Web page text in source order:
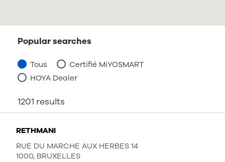
Popular searches
Tous
Certifié MiYOSMART
HOYA Dealer
1201 results
RETHMANI
RUE DU MARCHE AUX HERBES 14
1000, BRUXELLES